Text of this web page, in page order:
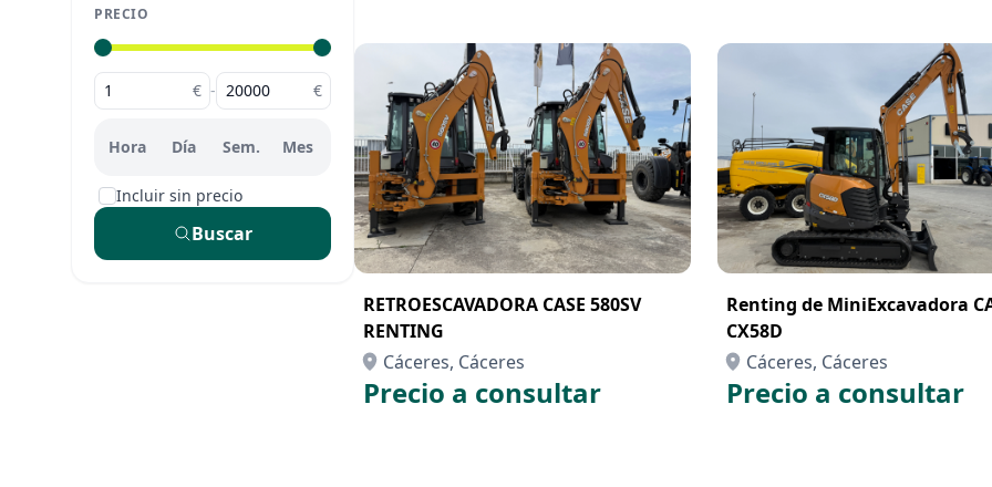
PRECIO
€ - €
Hora Día Sem. Mes
Incluir sin precio
Buscar
RETROESCAVADORA CASE 580SV
RENTING
Cáceres, Cáceres
Precio a consultar
Renting de MiniExcavadora
CX58D
Cáceres, Cáceres
Precio a consultar